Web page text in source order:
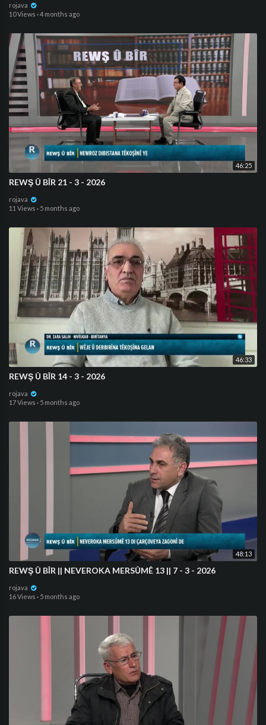
rojava
10 Views ·4 months ago
46:25
REWŞ Û BÎR 21 - 3 - 2026
rojava
11 Views · 5 months ago
46:33
REWŞ Û BÎR 14 - 3 - 2026
rojava
17 Views · 5 months ago
48:13
REWŞ Û BÎR || NEVEROKA MERSÛMÊ 13 || 7 - 3 - 2026
rojava
16 Views · 5 months ago